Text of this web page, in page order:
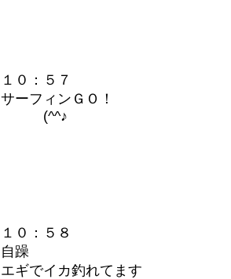
１０：５７
サーフィンＧＯ！
(^^♪
１０：５８
自躁
エギでイカ釣れてます